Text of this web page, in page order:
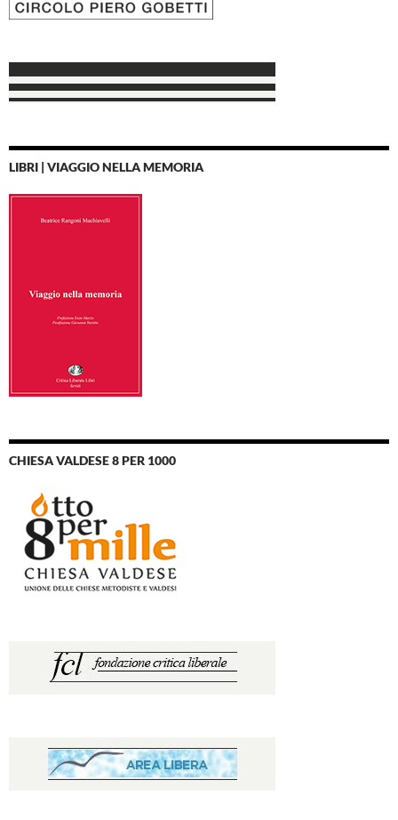
LIBRI | VIAGGIO NELLA MEMORIA
CHIESA VALDESE 8 PER 1000